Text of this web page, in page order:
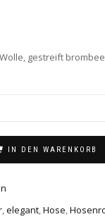
gestreift
IN DEN WARENKORB
,elegant,Hose,